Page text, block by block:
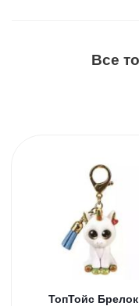
Все
ТопТойс Брелок